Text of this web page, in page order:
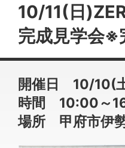
10/11(日
完成見学会※
開催日 10/10(
時間 10:00～
場所 甲府市伊